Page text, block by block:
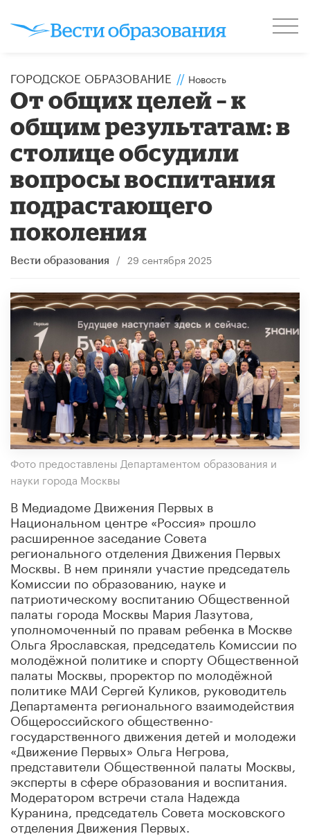
ГОРОДСКОЕ ОБРАЗОВАНИЕ // Новость
От общих целей – к
общим результатам: в
столице обсудили
вопросы воспитания
подрастающего
поколения
Вести образования / 29 сентября 2025
Фото предоставлены Департаментом образования и
науки города Москвы
В Медиадоме Движения Первых в
Национальном центре «Россия» прошло
расширенное заседание Совета
регионального отделения Движения Первых
Москвы. В нем приняли участие председатель
Комиссии по образованию, науке и
патриотическому воспитанию Общественной
палаты города Москвы Мария Лазутова,
уполномоченный по правам ребенка в Москве
Ольга Ярославская, председатель Комиссии по
молодёжной политике и спорту Общественной
палаты Москвы, проректор по молодёжной
политике МАИ Сергей Куликов, руководитель
Департамента регионального взаимодействия
Общероссийского общественно-
государственного движения детей и молодежи
«Движение Первых» Ольга Негрова,
представители Общественной палаты Москвы,
эксперты в сфере образования и воспитания.
Модератором встречи стала Надежда
Куранина, председатель Совета московского
отделения Движения Первых.